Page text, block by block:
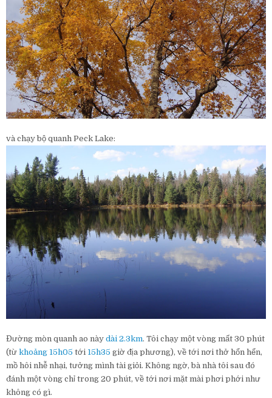
và chạy bộ quanh Peck Lake:
Đường mòn quanh ao này dài 2.3km. Tôi chạy một vòng mất 30 phút
(từ khoảng 15h05 tới 15h35 giờ địa phương), về tới nơi thở hổn hển,
mồ hôi nhễ nhại, tưởng mình tài giỏi. Không ngờ, bà nhà tôi sau đó
đánh một vòng chỉ trong 20 phút, về tới nơi mặt mài phơi phới như
không có gì.